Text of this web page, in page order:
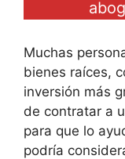
Muchas
bienes raíces,
inversión más
de contratar a
para que lo
podría